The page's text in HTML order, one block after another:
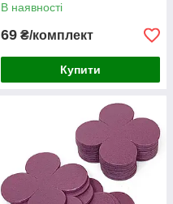
В наявності
69 ₴/комплект
Купити